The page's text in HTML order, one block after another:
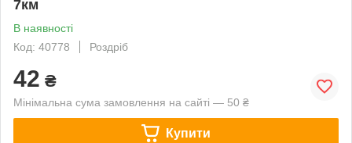
7км
В наявності
Код: 40778
Роздріб
42 ₴
Мінімальна сума замовлення на сайті — 50 ₴
Купити